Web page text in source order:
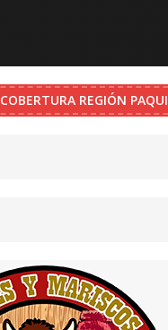
COBERTURA REGIÓN